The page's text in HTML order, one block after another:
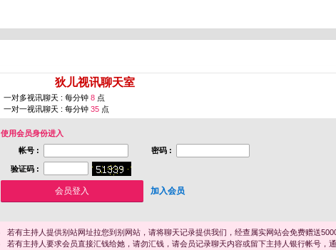
狄儿视讯聊天室
一对多视讯聊天 : 每分钟 8 点
一对一视讯聊天 : 每分钟 35 点
使用会员身份进入
帐号 :
密码 :
验证码 :
加入会员
若有主持人提供别站网址拉您到别网站，请将聊天记录提供我们，经查属实网站会免费赠送5000
若有主持人要求会员直接汇钱给她，请勿汇钱，请会员记录聊天内容或留下主持人银行帐号，